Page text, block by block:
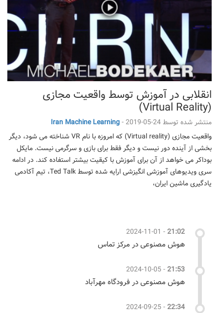
انقلابی در آموزش توسط واقعیت مجازی
(Virtual Reality)
منتشر شده توسط Iran Machine Learning-2019-05-24
واقعیت مجازی (Virtual reality) که امروزه با نام VR شناخته می شود، دیگر
بخشی از آینده دور نیست و دیگر فقط برای بازی و سرگرمی نیست. مایکل
بوداکر می خواهد از آن برای آموزش با کیقیت بیشتر استفاده کند. در ادامه
سری ویدیوهای آموزشی انگیزشی ارایه شده توسط Ted Talk، تیم آکادمی
یادگیری ماشین ایران،
21:02
-
2024-11-01
هوش مصنوعی در مرکز تماس
21:53
-
2024-10-05
هوش مصنوعی در فرودگاه مهرآباد
22:34
-
2024-09-25